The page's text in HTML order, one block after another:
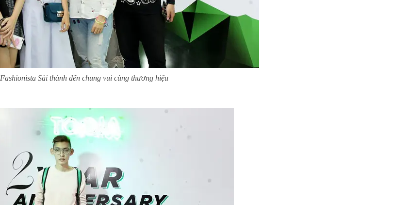
Fashionista Sài thành đến chung vui cùng thương hiệu